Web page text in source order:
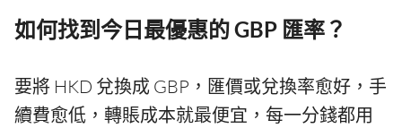
如何找到今日最優惠的 GBP 匯率？
要將 HKD 兌換成 GBP，匯價或兌換率愈好，手
續費愈低，轉賬成本就最便宜，每一分錢都用